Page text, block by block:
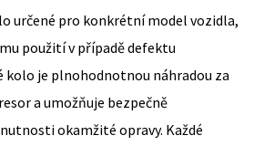
určené pro konkrétní model vozidla,
použití v případě defektu
kolo je plnohodnotnou náhradou za
a umožňuje bezpečně
okamžité opravy. Každé